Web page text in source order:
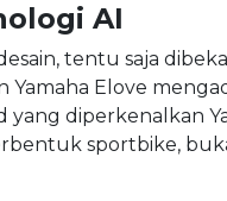
AI
tentu saja
Elove
diperkenalkan
sportbike,